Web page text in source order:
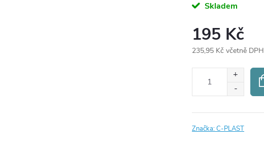
Skladem
195 Kč
235,95 Kč včetně DPH
Značka:C-PLAST